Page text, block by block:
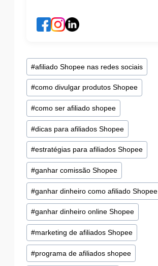
Tags
do
Post:
#afiliado Shopee nas redes sociais
#como divulgar produtos Shopee
#como ser afiliado shopee
#dicas para afiliados Shopee
#estratégias para afiliados Shopee
#ganhar comissão Shopee
#ganhar dinheiro como afiliado Shopee
#ganhar dinheiro online Shopee
#marketing de afiliados Shopee
#programa de afiliados shopee